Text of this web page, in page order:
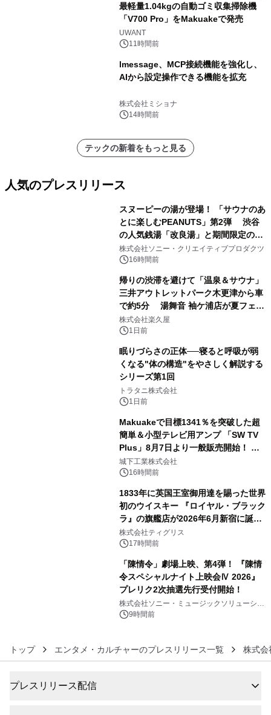
最軽量1.04kgの自動ゴミ収集掃除機
「V700 Pro」をMakuakeで発売
UWANT
11時間前
lmessage、MCP接続機能を強化し、
AIから設定操作できる機能を拡充
株式会社ミショナ
14時間前
テックの新着をもっと見る
人気のプレスリリース
スヌーピーの湯が登場！ 「サウナのあ
とに楽しむPEANUTS」第2弾 渋谷
の人気銭湯「改良湯」と期間限定のコ
ラボレーション サウナイキタイコラ
ボグッズも発売決定！
株式会社ソニー・クリエイティブプロダクツ
16時間前
帰りの渋滞を避けて「温泉＆サウナ」
三井アウトレットパーク木更津から車
で約5分 湯舞音 袖ケ浦店が夏フェア
メニューを提供
株式会社楽久屋
1日前
眠りづらさの正体──寝ると呼吸が弱
くなる"体の構造"をやさしく解説する
シリーズ第1回
トラタニ株式会社
1日前
Makuakeで目標1341％を突破した超
簡単＆小型テレビ用アンプ 「SW TV
Plus」8月7日より一般販売開始！ ケ
ーブル1本つなぐだけ、テレビの音が
ぐっと豊かに
城下工業株式会社
16時間前
1833年に英国王室御用達を賜った世界
初のウイスキー 『ロイヤル・ブラック
ラ』の旗艦店が2026年6月新宿に誕
生 バカルディ ジャパンと連携した
没入型バー「BAR Arca」
株式会社ティグリス
17時間前
「陳情令」劇場上映、第4弾！ 『陳情
令スペシャルナイト上映会Ⅳ 2026』
プレリク2次抽選先行受付開始！
株式会社ソニー・ミュージックソリューショ
ンズ9時間前
トップ エンタメ・カルチャーのプレスリリース一覧 株式会
プレスリリース配信